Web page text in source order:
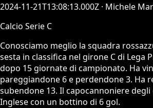
2024-11-21T13:08:13.000Z · Michele
Calcio Serie C
Conosciamo meglio la squadra
sesta in classifica nel girone C di Lega
dopo 15 giornate di campionato. Ha
pareggiandone 6 e perdendone 3. Ha
subendone 13. Il capocannoniere
Inglese con un bottino di 6 gol.